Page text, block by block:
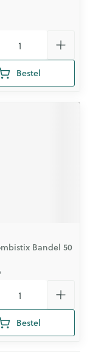
Bestel
Bandel 50
Bestel